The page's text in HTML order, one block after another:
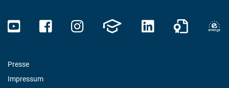
Presse
Impressum